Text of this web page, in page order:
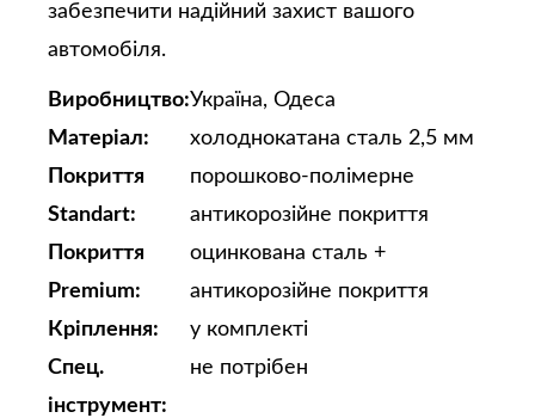
забезпечити надійний захист вашого
автомобіля.
Виробництво:Україна, Одеса
Матеріал:
холоднокатана сталь 2,5 мм
Покриття
Standart:
порошково-полімерне
антикорозійне покриття
Покриття
Premium:
оцинкована сталь +
антикорозійне покриття
Кріплення:
у комплекті
Спец.
інструмент:
не потрібен